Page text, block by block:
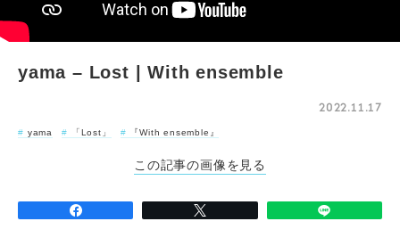
yama – Lost | With ensemble
2022.11.17
yama 「Lost」 『With ensemble』
この記事の画像を見る